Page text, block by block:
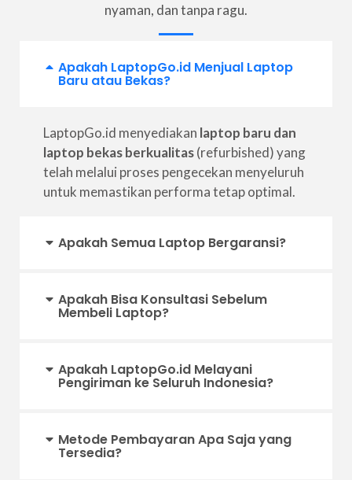
nyaman, dan tanpa ragu.
Apakah LaptopGo.id Menjual Laptop
Baru atau Bekas?
LaptopGo.id menyediakan laptop baru dan
laptop bekas berkualitas(refurbished) yang
telah melalui proses pengecekan menyeluruh
untuk memastikan performa tetap optimal.
Apakah Semua Laptop Bergaransi?
Apakah Bisa Konsultasi Sebelum
Membeli Laptop?
Apakah LaptopGo.id Melayani
Pengiriman ke Seluruh Indonesia?
Metode Pembayaran Apa Saja yang
Tersedia?